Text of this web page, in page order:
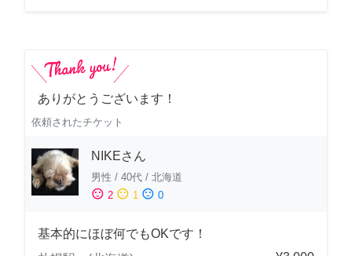
ありがとうございます！
依頼されたチケット
NIKEさん
男性 / 40代 / 北海道
sentiment_satisfied 2 sentiment_neutral 1 sentiment_dissatisfied 0
基本的にほぼ何でもOKです！